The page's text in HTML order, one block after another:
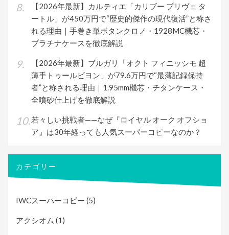
【2026年最新】カルティエ「カリブー プリヴェ タ
ートル」が450万円で“歴史的傑作の現代復活”と称さ
れる理由｜手巻き単ボタンクロノ・1928MC機芯・
プラチナケースを徹底解説
【2026年最新】ブルガリ「オクト フィニッシモ 超
薄手トゥールビヨン」が79.6万円で“最薄記録保持
者”と称される理由｜1.95mm機芯・チタンケース・
全噴砂仕上げを徹底解説
若々しい挑戦者——なぜ『ロイヤル オーク オフショ
ア』は30年経っても人気スーパーコピーなのか？
カテゴリー
IWCスーパーコピー (5)
アクシオム (1)